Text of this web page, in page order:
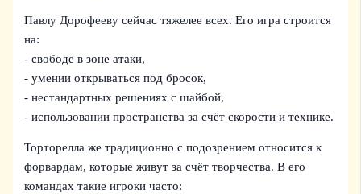
Павлу Дорофееву сейчас тяжелее всех. Его игра строится
на:
- свободе в зоне атаки,
- умении открываться под бросок,
- нестандартных решениях с шайбой,
- использовании пространства за счёт скорости и технике.
Торторелла же традиционно с подозрением относится к
форвардам, которые живут за счёт творчества. В его
командах такие игроки часто: